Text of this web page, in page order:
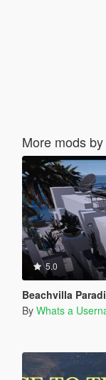
More mods by
5.0
Beachvilla
By Whats a